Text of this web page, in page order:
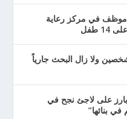
موظف في مركز رعاية
طفل
ولا زال البحث جارياً
على لاجئ نجح في
بنائها”